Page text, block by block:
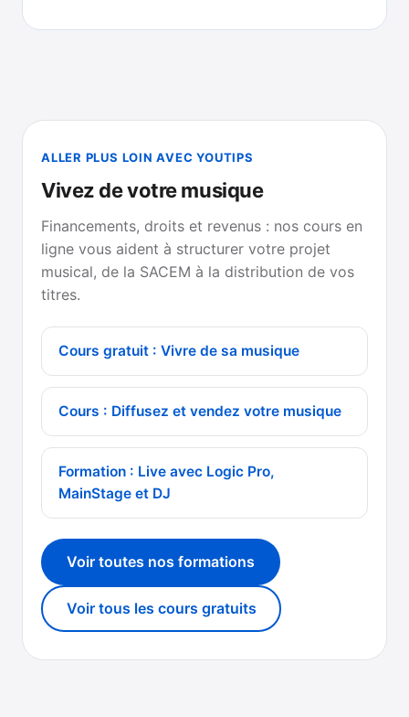
ALLER PLUS LOIN AVEC YOUTIPS
Vivez de votre musique
Financements, droits et revenus : nos cours en
ligne vous aident à structurer votre projet
musical, de la SACEM à la distribution de vos
titres.
Cours gratuit : Vivre de sa musique
Cours : Diffusez et vendez votre musique
Formation : Live avec Logic Pro,
MainStage et DJ
Voir toutes nos formations
Voir tous les cours gratuits